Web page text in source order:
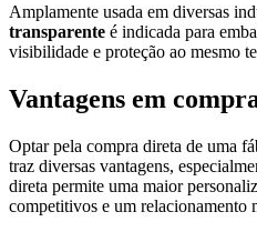
Amplamente usada em diversas
transparente é indicada para
visibilidade e proteção ao mesmo
Vantagens em
Optar pela compra direta de uma
traz diversas vantagens,
direta permite uma maior
competitivos e um relacionamento